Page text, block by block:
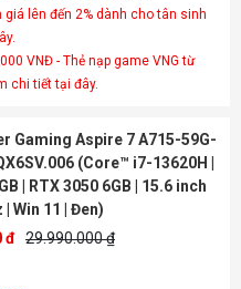
giá lên đến 2% dành cho tân sinh
VNĐ - Thẻ nạp game VNG từ
chi tiết tại đây.
Gaming Aspire 7 A715-59G-
(Core™ i7-13620H |
| RTX 3050 6GB | 15.6 inch
| Win 11 | Đen)
đ 29.990.000 ₫